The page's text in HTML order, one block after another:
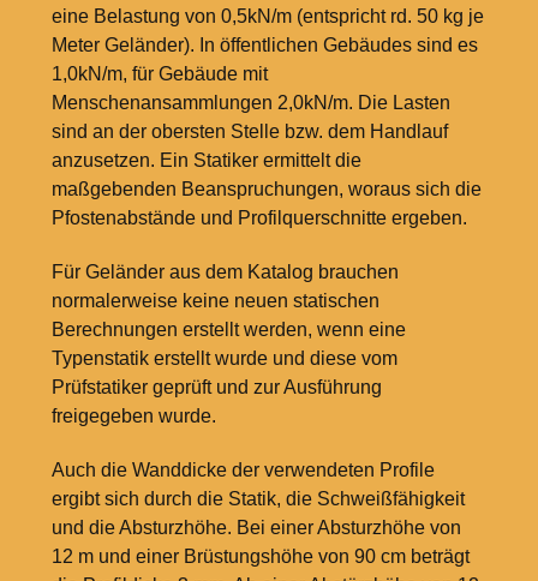
eine Belastung von 0,5kN/m (entspricht rd. 50 kg je
Meter Geländer). In öffentlichen Gebäudes sind es
1,0kN/m, für Gebäude mit
Menschenansammlungen 2,0kN/m. Die Lasten
sind an der obersten Stelle bzw. dem Handlauf
anzusetzen. Ein Statiker ermittelt die
maßgebenden Beanspruchungen, woraus sich die
Pfostenabstände und Profilquerschnitte ergeben.
Für Geländer aus dem Katalog brauchen
normalerweise keine neuen statischen
Berechnungen erstellt werden, wenn eine
Typenstatik erstellt wurde und diese vom
Prüfstatiker geprüft und zur Ausführung
freigegeben wurde.
Auch die Wanddicke der verwendeten Profile
ergibt sich durch die Statik, die Schweißfähigkeit
und die Absturzhöhe. Bei einer Absturzhöhe von
12 m und einer Brüstungshöhe von 90 cm beträgt